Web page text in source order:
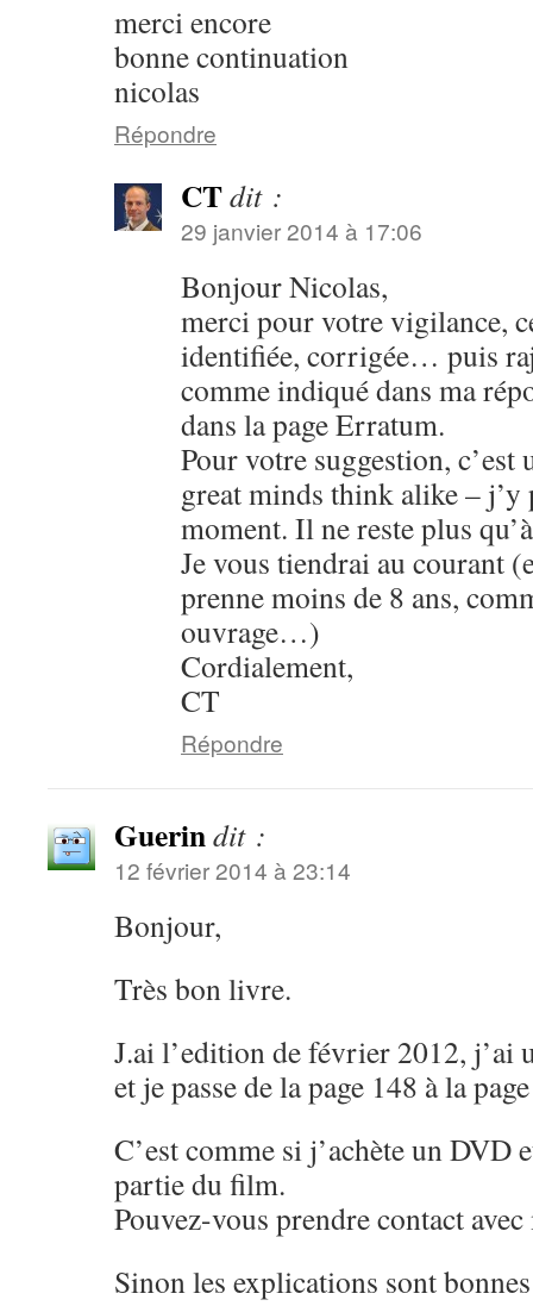
merci encore
bonne continuation
nicolas
Répondre
CTdit :
29 janvier 2014 à 17:06
Bonjour Nicolas,
merci pour votre vigilance,
identifiée, corrigée… puis
comme indiqué dans ma
dans la page Erratum.
Pour votre suggestion, c’est
great minds think alike – j’y
moment. Il ne reste plus
Je vous tiendrai au courant
prenne moins de 8 ans,
ouvrage…)
Cordialement,
CT
Répondre
Guerindit :
12 février 2014 à 23:14
Bonjour,
Très bon livre.
J.ai l’edition de février 2012, j’ai
et je passe de la page 148 à la
C’est comme si j’achète un DVD
partie du film.
Pouvez-vous prendre contact
Sinon les explications sont bonnes